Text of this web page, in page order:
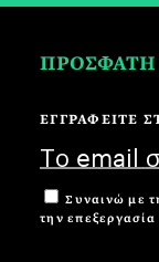
ΠΡΟΣΦΑΤΗ
ΕΓΓΡΑΦΕΙΤΕ
Συναινώ με
την